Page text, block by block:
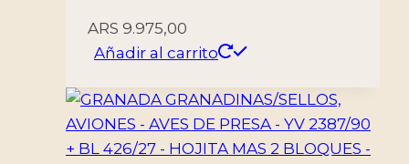
ARS 9.975,00
Añadir al carrito